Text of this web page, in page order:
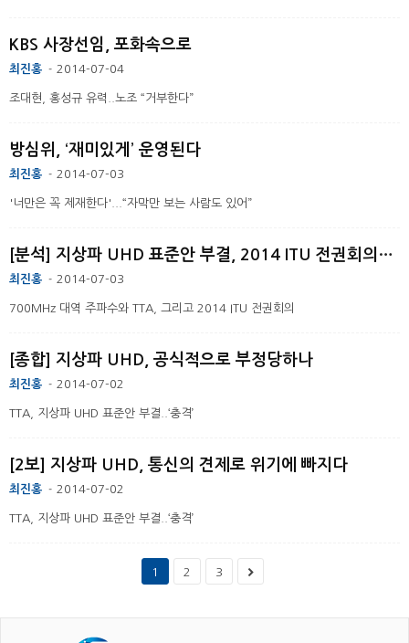
KBS 사장선임, 포화속으로
최진홍 - 2014-07-04
조대현, 홍성규 유력..노조 “거부한다”
방심위, ‘재미있게’ 운영된다
최진홍 - 2014-07-03
'너만은 꼭 제재한다'...“자막만 보는 사람도 있어”
[분석] 지상파 UHD 표준안 부결, 2014 ITU 전권회의를 겨누나
최진홍 - 2014-07-03
700MHz 대역 주파수와 TTA, 그리고 2014 ITU 전권회의
[종합] 지상파 UHD, 공식적으로 부정당하나
최진홍 - 2014-07-02
TTA, 지상파 UHD 표준안 부결..‘충격’
[2보] 지상파 UHD, 통신의 견제로 위기에 빠지다
최진홍 - 2014-07-02
TTA, 지상파 UHD 표준안 부결..‘충격’
1 2 3